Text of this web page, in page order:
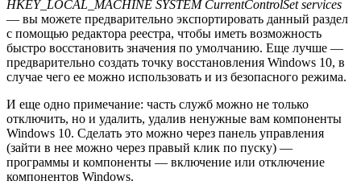
HKEY_LOCAL_MACHINE SYSTEM CurrentControlSet services
— вы можете предварительно экспортировать данный раздел
с помощью редактора реестра, чтобы иметь возможность
быстро восстановить значения по умолчанию. Еще лучше —
предварительно создать точку восстановления Windows 10, в
случае чего ее можно использовать и из безопасного режима.
И еще одно примечание: часть служб можно не только
отключить, но и удалить, удалив ненужные вам компоненты
Windows 10. Сделать это можно через панель управления
(зайти в нее можно через правый клик по пуску) —
программы и компоненты — включение или отключение
компонентов Windows.